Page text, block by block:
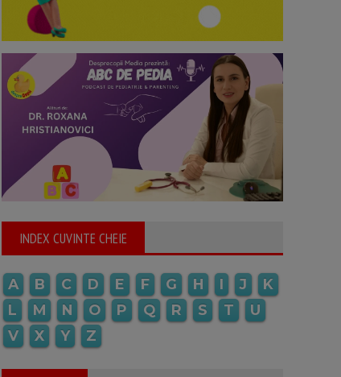
INDEX CUVINTE CHEIE
A B C D E F G H I J
K
L
M N O P Q R S T
U
V
X Y Z